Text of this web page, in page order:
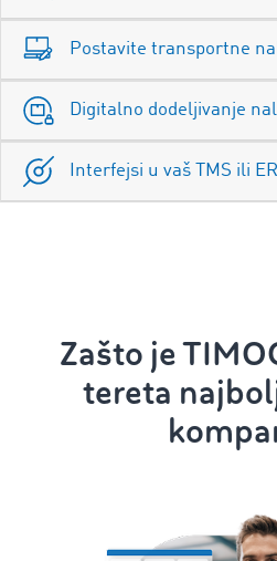
Postavite transportne
Digitalno dodeljivanje
Interfejsi u vaš TMS ili
Zašto je
tereta